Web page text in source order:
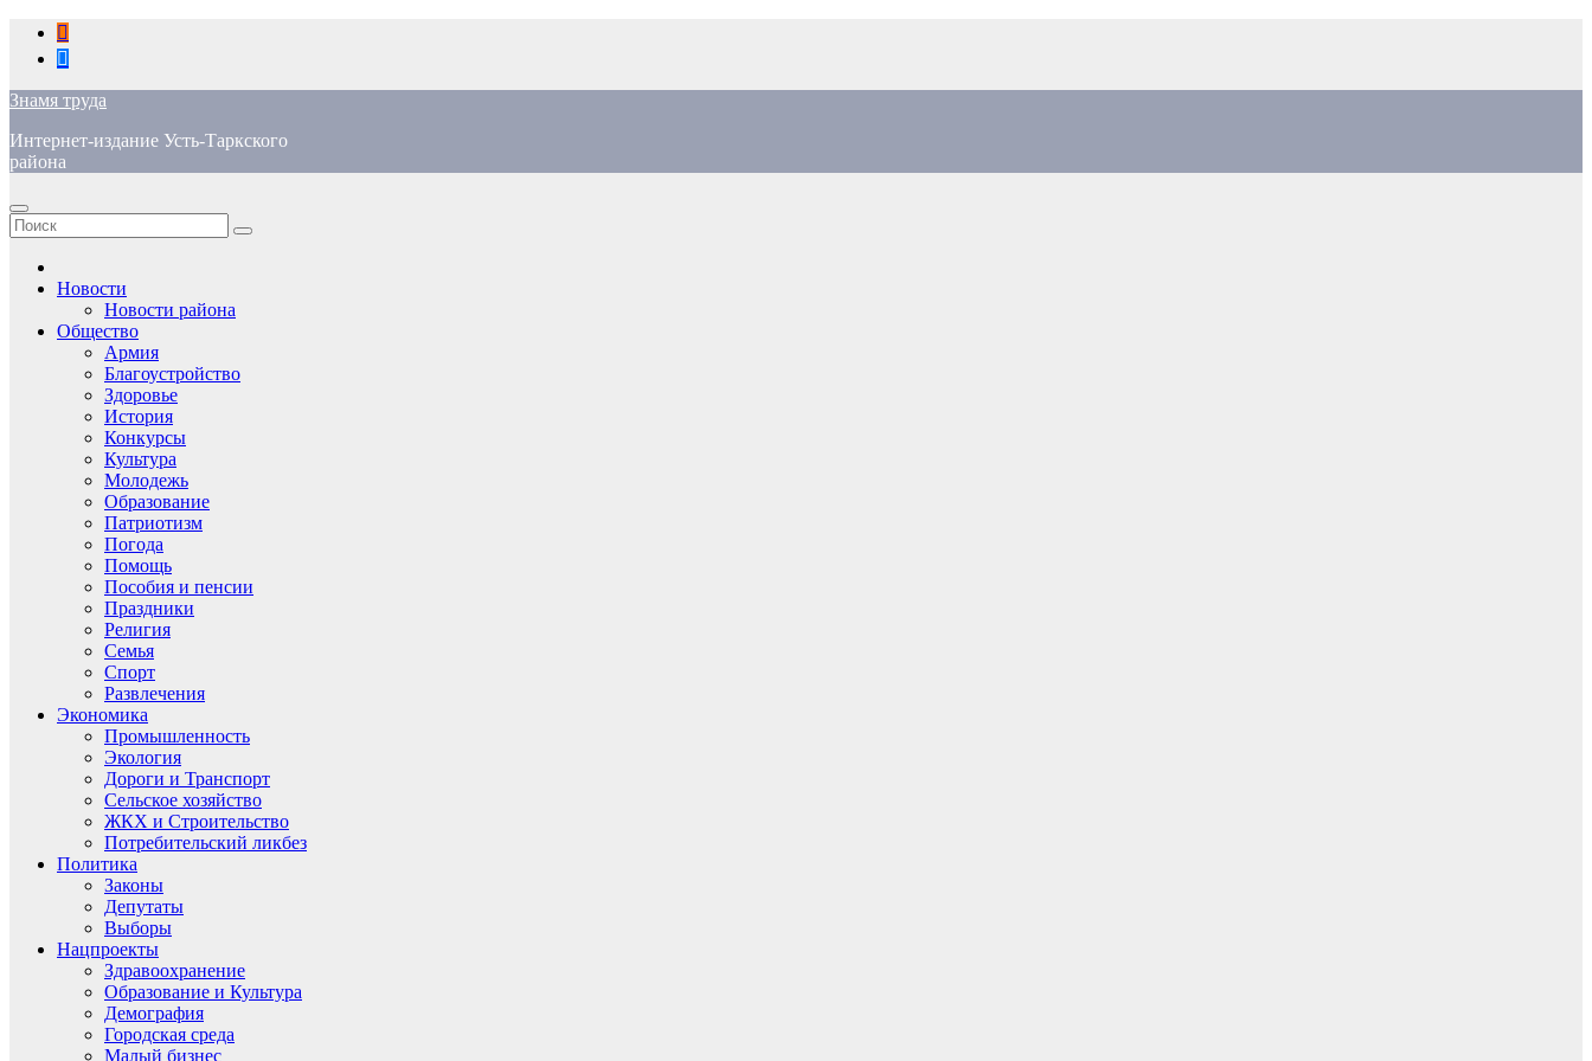
Перейти
содержимому
Знамя труда
Интернет-издание Усть-Таркского
района
Новости
Новости района
Общество
Армия
Благоустройство
Здоровье
История
Конкурсы
Культура
Молодежь
Образование
Патриотизм
Погода
Помощь
Пособия и пенсии
Праздники
Религия
Семья
Спорт
Развлечения
Экономика
Промышленность
Экология
Дороги и Транспорт
Сельское хозяйство
ЖКХ и Строительство
Потребительский ликбез
Политика
Законы
Депутаты
Выборы
Нацпроекты
Здравоохранение
Образование и Культура
Демография
Городская среда
Малый бизнес